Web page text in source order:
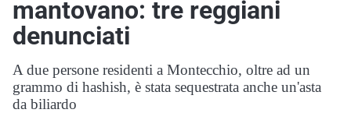
mantovano: tre reggiani
denunciati
A due persone residenti a Montecchio, oltre ad un
grammo di hashish, è stata sequestrata anche un'asta
da biliardo